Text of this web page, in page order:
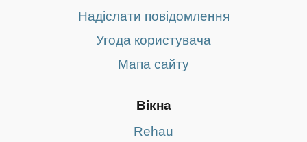
Надіслати повідомлення
Угода користувача
Мапа сайту
Вікна
Rehau